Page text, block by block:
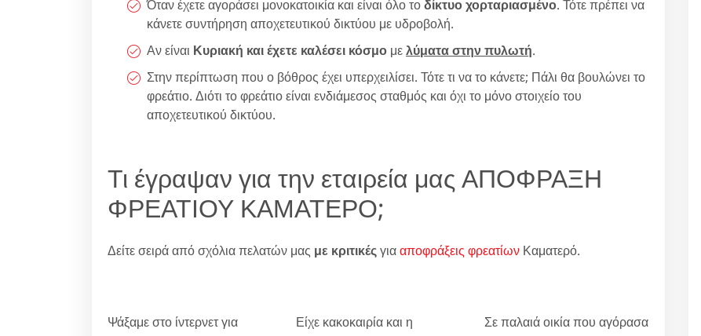
Όταν έχετε αγοράσει μονοκατοικία και είναι όλο τοδίκτυο χορταριασμένο. Τότε πρέπει να
κάνετε συντήρηση αποχετευτικού δικτύου με υδροβολή.
Αν είναι Κυριακή και έχετε καλέσει κόσμο μελύματα στην πυλωτή.
Στην περίπτωση που ο βόθρος έχει υπερχειλίσει. Τότε τι να το κάνετε; Πάλι θα βουλώνει το
φρεάτιο. Διότι το φρεάτιο είναι ενδιάμεσος σταθμός και όχι το μόνο στοιχείο του
αποχετευτικού δικτύου.
Τι έγραψαν για την εταιρεία μας ΑΠΟΦΡΑΞΗ
ΦΡΕΑΤΙΟΥ ΚΑΜΑΤΕΡΟ;
Δείτε σειρά από σχόλια πελατών μας με κριτικέςγιααποφράξεις φρεατίων Καματερό.
Ψάξαμε στο ίντερνετ για
Είχε κακοκαιρία και η
Σε παλαιά οικία που αγόρασα